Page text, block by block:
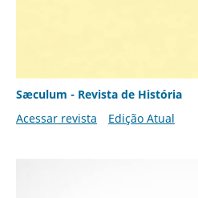
Sæculum - Revista de História
Acessar revista
Edição Atual